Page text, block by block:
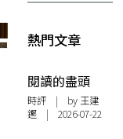
熱門文章
閱讀的盡頭
時評 | by 王建
鏗 | 2026-07-22